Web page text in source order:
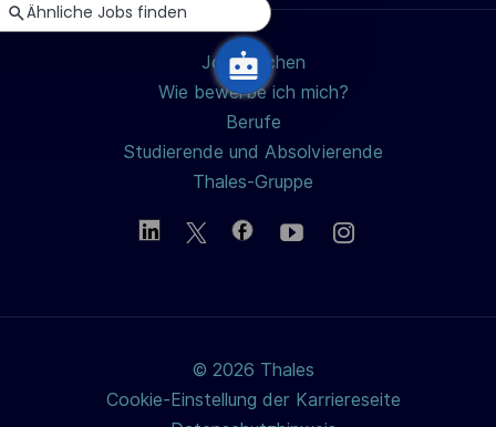
h
Jobs suchen
Wie bewerbe ich mich?
Berufe
Studierende und Absolvierende
Thales-Gruppe
© 2026 Thales
Cookie-Einstellung der Karriereseite
Ähnliche Jobs finden